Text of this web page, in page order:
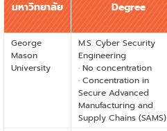
มหาวิทยาลัย Degree
George
Mason
University
M.S. Cyber Security
Engineering
· No concentration
· Concentration in
Secure Advanced
Manufacturing and
Supply Chains (SAMS)